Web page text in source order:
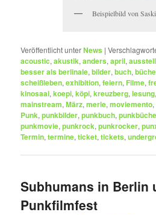
Beispielbild von
Veröffentlicht unterNews |
acoustic,akustik,anders,april,
besser als berlinale,bilder,buch,
scheißleben,exhibition,feiern, Filme,
kinosaal,koepi,köpi,kreuzberg,lesung
mainstream,März,merle,moviemento,
Punk,punkbilder,punkbuch,
punkmovie,punkrock,punkrocker,
Termin,termine,ticket,tickets,
Subhumans in Berlin
Punkfilmfest